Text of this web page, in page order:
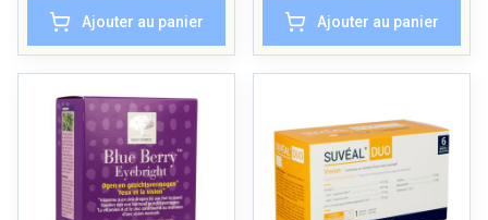
Ajouter au panier Ajouter au panier